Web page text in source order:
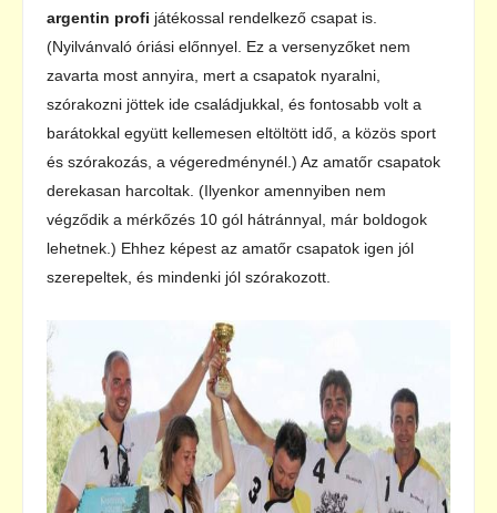
argentin profi játékossal rendelkező csapat is.
(Nyilvánvaló óriási előnnyel. Ez a versenyzőket nem
zavarta most annyira, mert a csapatok nyaralni,
szórakozni jöttek ide családjukkal, és fontosabb volt a
barátokkal együtt kellemesen eltöltött idő, a közös sport
és szórakozás, a végeredménynél.) Az amatőr csapatok
derekasan harcoltak. (Ilyenkor amennyiben nem
végződik a mérkőzés 10 gól hátránnyal, már boldogok
lehetnek.) Ehhez képest az amatőr csapatok igen jól
szerepeltek, és mindenki jól szórakozott.